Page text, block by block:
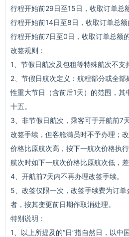
行程开始前29日至15日，收取订单总
行程开始前14日至8日，收取订单总
行程开始前7日至0日，收取订单总额
改签规则：
1、节假日航次及包租等特殊航次不支
2、节假日航次定义：航程部分或全
性重大节日（含前后1天）的范围，其
十五。
3、非节假日航次，乘客可于开航前7
改签手续，但客舱满员时不予办理；
价格比原航次高，按下一航次价格执
航次时如下一航次价格比原航次低，差
4、开航前7天内不再办理改签手续。
5、改签仅限一次，改签手续费为订
者，按其变更前日期作取消处理。
特别说明：
1、以上所提及的“日”指自然日，以中